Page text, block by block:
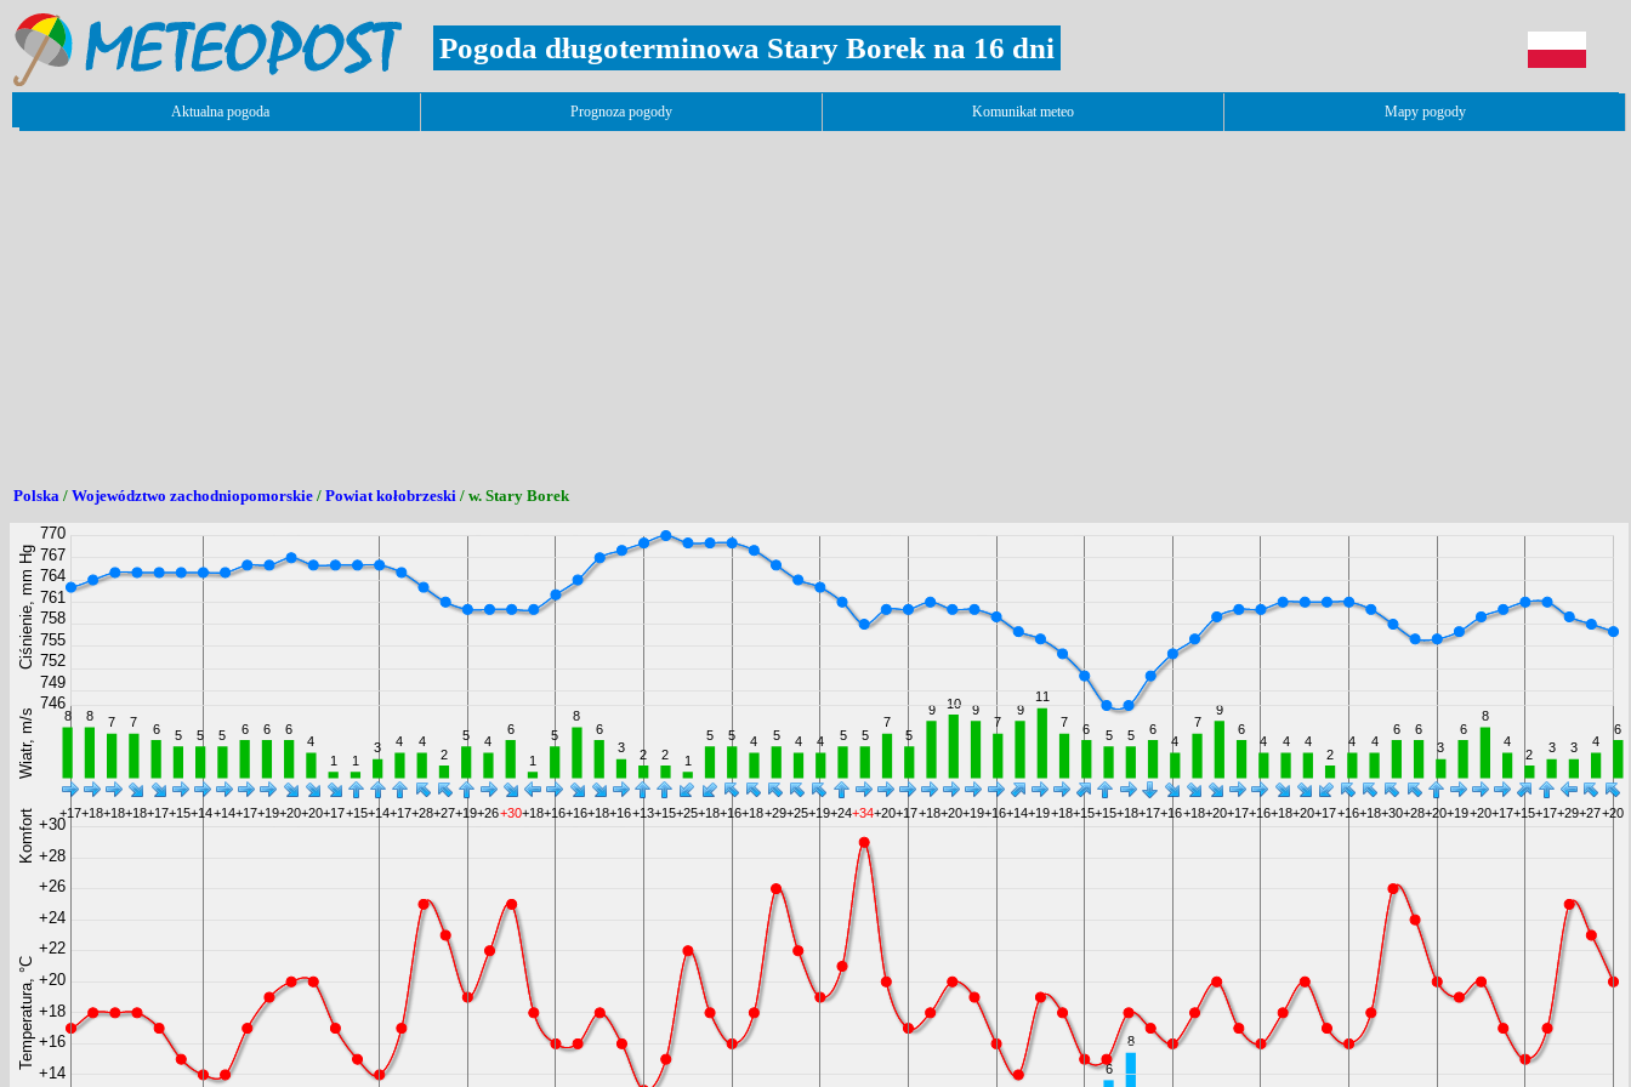
Pogoda długoterminowa Stary Borek na 16 dni
Aktualna pogoda Prognoza pogody Komunikat meteo Mapy pogody
Polska / Województwo zachodniopomorskie / Powiat kołobrzeski / w. Stary Borek